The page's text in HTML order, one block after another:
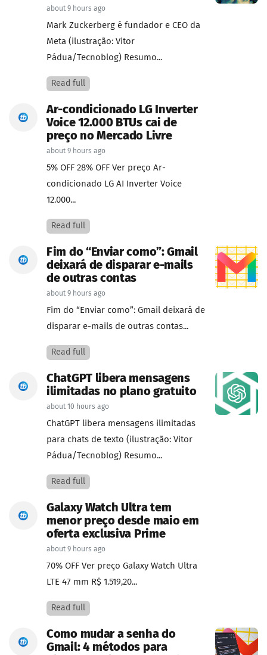
about 9 hours ago
Mark Zuckerberg é fundador e CEO da
Meta (ilustração: Vitor
Pádua/Tecnoblog) Resumo...
Read full
Ar-condicionado LG Inverter
Voice 12.000 BTUs cai de
preço no Mercado Livre
about 9 hours ago
5% OFF 28% OFF Ver preço Ar-
condicionado LG AI Inverter Voice
12.000...
Read full
Fim do “Enviar como”: Gmail
deixará de disparar e-mails
de outras contas
about 9 hours ago
Fim do “Enviar como”: Gmail deixará de
disparar e-mails de outras contas...
Read full
ChatGPT libera mensagens
ilimitadas no plano gratuito
about 10 hours ago
ChatGPT libera mensagens ilimitadas
para chats de texto (ilustração: Vitor
Pádua/Tecnoblog) Resumo...
Read full
Galaxy Watch Ultra tem
menor preço desde maio em
oferta exclusiva Prime
about 9 hours ago
70% OFF Ver preço Galaxy Watch Ultra
LTE 47 mm R$ 1.519,20...
Read full
Como mudar a senha do
Gmail: 4 métodos para